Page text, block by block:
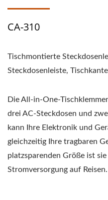
CA-310
Tischmontierte
Steckdosenleiste,
Die All-in-One-
drei AC-Steckdosen und
kann Ihre Elektronik und
gleichzeitig Ihre tragbaren
platzsparenden Größe ist
Stromversorgung auf Reisen.